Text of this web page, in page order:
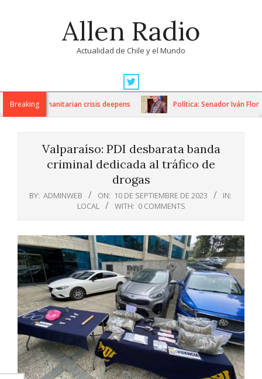
Allen Radio
Actualidad de Chile y el Mundo
Navigation
MenuBreaking
as humanitarian crisis deepens Política: Senador Iván
Valparaíso: PDI desbarata banda
criminal dedicada al tráfico de
drogas
BY: ADMINWEB ON: 10 DE SEPTIEMBRE DE 2023
IN:
LOCAL
WITH: 0 COMMENTS